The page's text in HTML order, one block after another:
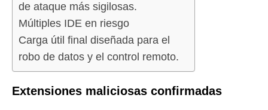
de ataque más sigilosas.
Múltiples IDE en riesgo
Carga útil final diseñada para el
robo de datos y el control remoto.
Extensiones maliciosas confirmadas